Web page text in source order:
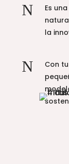
N
Es
la
N
Con